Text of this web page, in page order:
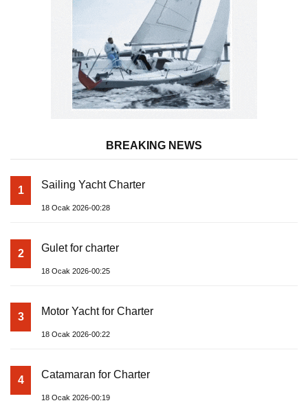
BREAKING NEWS
1 Sailing Yacht Charter
18 Ocak 2026-00:28
2 Gulet for charter
18 Ocak 2026-00:25
3 Motor Yacht for Charter
18 Ocak 2026-00:22
4 Catamaran for Charter
18 Ocak 2026-00:19